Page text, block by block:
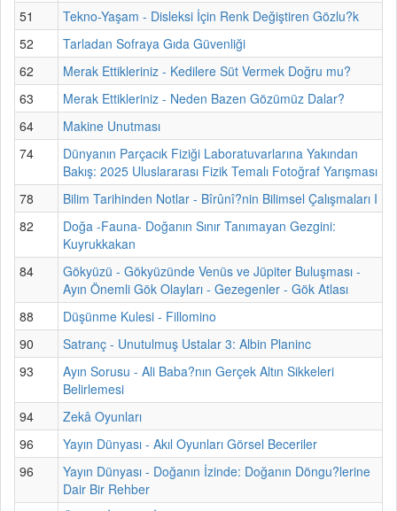
51
Tekno-Yaşam - Disleksi İçin Renk Değiştiren Gözlu?k
52
Tarladan Sofraya Gıda Güvenliği
62
Merak Ettikleriniz - Kedilere Süt Vermek Doğru mu?
63
Merak Ettikleriniz - Neden Bazen Gözümüz Dalar?
64
Makine Unutması
74
Dünyanın Parçacık Fiziği Laboratuvarlarına Yakından
Bakış: 2025 Uluslararası Fizik Temalı Fotoğraf Yarışması
78
Bilim Tarihinden Notlar - Bîrûnî?nin Bilimsel Çalışmaları I
82
Doğa -Fauna- Doğanın Sınır Tanımayan Gezgini:
Kuyrukkakan
84
Gökyüzü - Gökyüzünde Venüs ve Jüpiter Buluşması -
Ayın Önemli Gök Olayları - Gezegenler - Gök Atlası
88
Düşünme Kulesi - Fillomino
90
Satranç - Unutulmuş Ustalar 3: Albin Planinc
93
Ayın Sorusu - Ali Baba?nın Gerçek Altın Sikkeleri
Belirlemesi
94
Zekâ Oyunları
96
Yayın Dünyası - Akıl Oyunları Görsel Beceriler
96
Yayın Dünyası - Doğanın İzinde: Doğanın Döngu?lerine
Dair Bir Rehber